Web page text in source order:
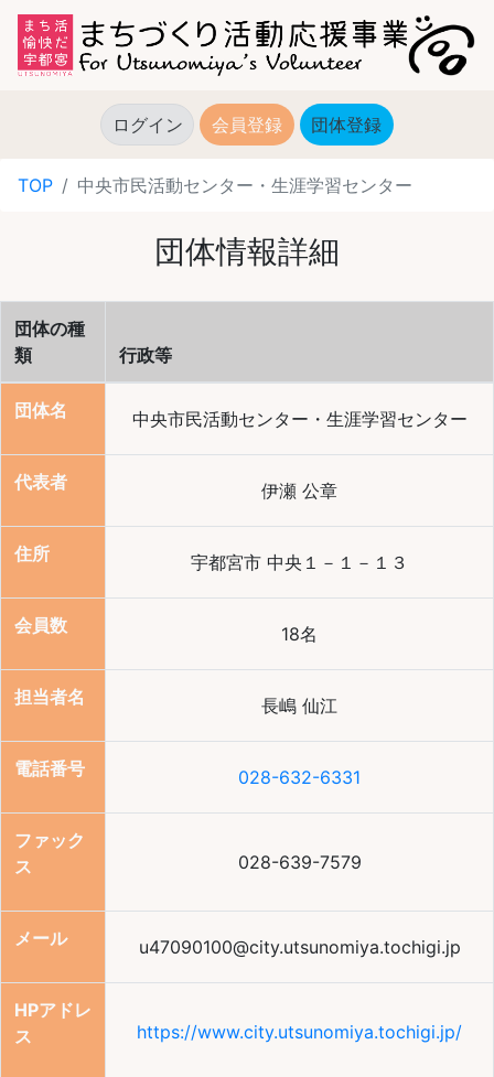
ログイン 会員登録 団体登録 (current)
TOP 中央市民活動センター・生涯学習センター
団体情報詳細
団体の種
類
行政等
団体名 中央市民活動センター・生涯学習センター
代表者 伊瀬 公章
住所 宇都宮市 中央１－１－１３
会員数 18名
担当者名 長嶋 仙江
電話番号 028-632-6331
ファック
ス
028-639-7579
メール u47090100@city.utsunomiya.tochigi.jp
HPアドレ
ス
https://www.city.utsunomiya.tochigi.jp/